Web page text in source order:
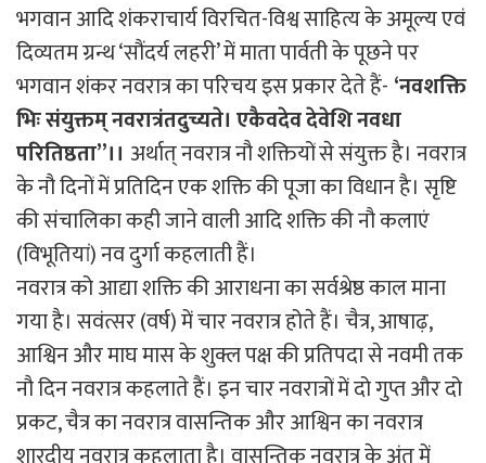
भगवान आदि शंकराचार्य विरचित-विश्व साहित्य के अमूल्य एवं
दिव्यतम ग्रन्थ ‘सौंदर्य लहरी’ में माता पार्वती के पूछने पर
भगवान शंकर नवरात्र का परिचय इस प्रकार देते हैं- ‘नवशक्ति
भिःसंयुक्तम्नवरात्रंतदुच्यते। एकैवदेवदेवेशिनवधा
परितिष्ठता’’।। अर्थात् नवरात्र नौ शक्तियों से संयुक्त है। नवरात्र
के नौ दिनों में प्रतिदिन एक शक्ति की पूजा का विधान है। सृष्टि
की संचालिका कही जाने वाली आदि शक्ति की नौ कलाएं
(विभूतियां) नव दुर्गा कहलाती हैं।
नवरात्र को आद्या शक्ति की आराधना का सर्वश्रेष्ठ काल माना
गया है। सवंत्सर (वर्ष) में चार नवरात्र होते हैं। चैत्र, आषाढ़,
आश्विन और माघ मास के शुक्ल पक्ष की प्रतिपदा से नवमी तक
नौ दिन नवरात्र कहलाते हैं। इन चार नवरात्रों में दो गुप्त और दो
प्रकट, चैत्र का नवरात्र वासन्तिक और आश्विन का नवरात्र